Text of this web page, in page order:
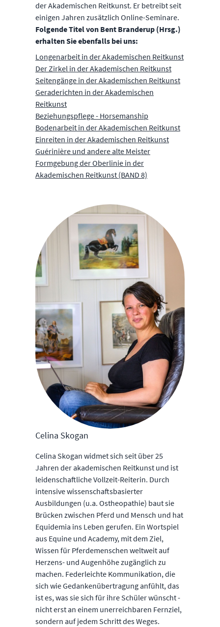
der Akademischen Reitkunst. Er betreibt seit
einigen Jahren zusätzlich Online-Seminare.
Folgende Titel von Bent Branderup (Hrsg.)
erhalten Sie ebenfalls bei uns:
Longenarbeit in der Akademischen Reitkunst
Der Zirkel in der Akademischen Reitkunst
Seitengänge in der Akademischen Reitkunst
Geraderichten in der Akademischen
Reitkunst
Beziehungspflege - Horsemanship
Bodenarbeit in der Akademischen Reitkunst
Einreiten in der Akademischen Reitkunst
Guérinière und andere alte Meister
Formgebung der Oberlinie in der
Akademischen Reitkunst (BAND 8)
Celina Skogan
Celina Skogan widmet sich seit über 25
Jahren der akademischen Reitkunst und ist
leidenschaftliche Vollzeit-Reiterin. Durch
intensive wissenschaftsbasierter
Ausbildungen (u.a. Ostheopathie) baut sie
Brücken zwischen Pferd und Mensch und hat
Equidemia ins Leben gerufen. Ein Wortspiel
aus Equine und Academy, mit dem Ziel,
Wissen für Pferdemenschen weltweit auf
Herzens- und Augenhöhe zugänglich zu
machen. Federleichte Kommunikation, die
sich wie Gedankenübertragung anfühlt, das
ist es, was sie sich für ihre Schüler wünscht -
nicht erst an einem unerreichbaren Fernziel,
sondern auf jedem Schritt des Weges.